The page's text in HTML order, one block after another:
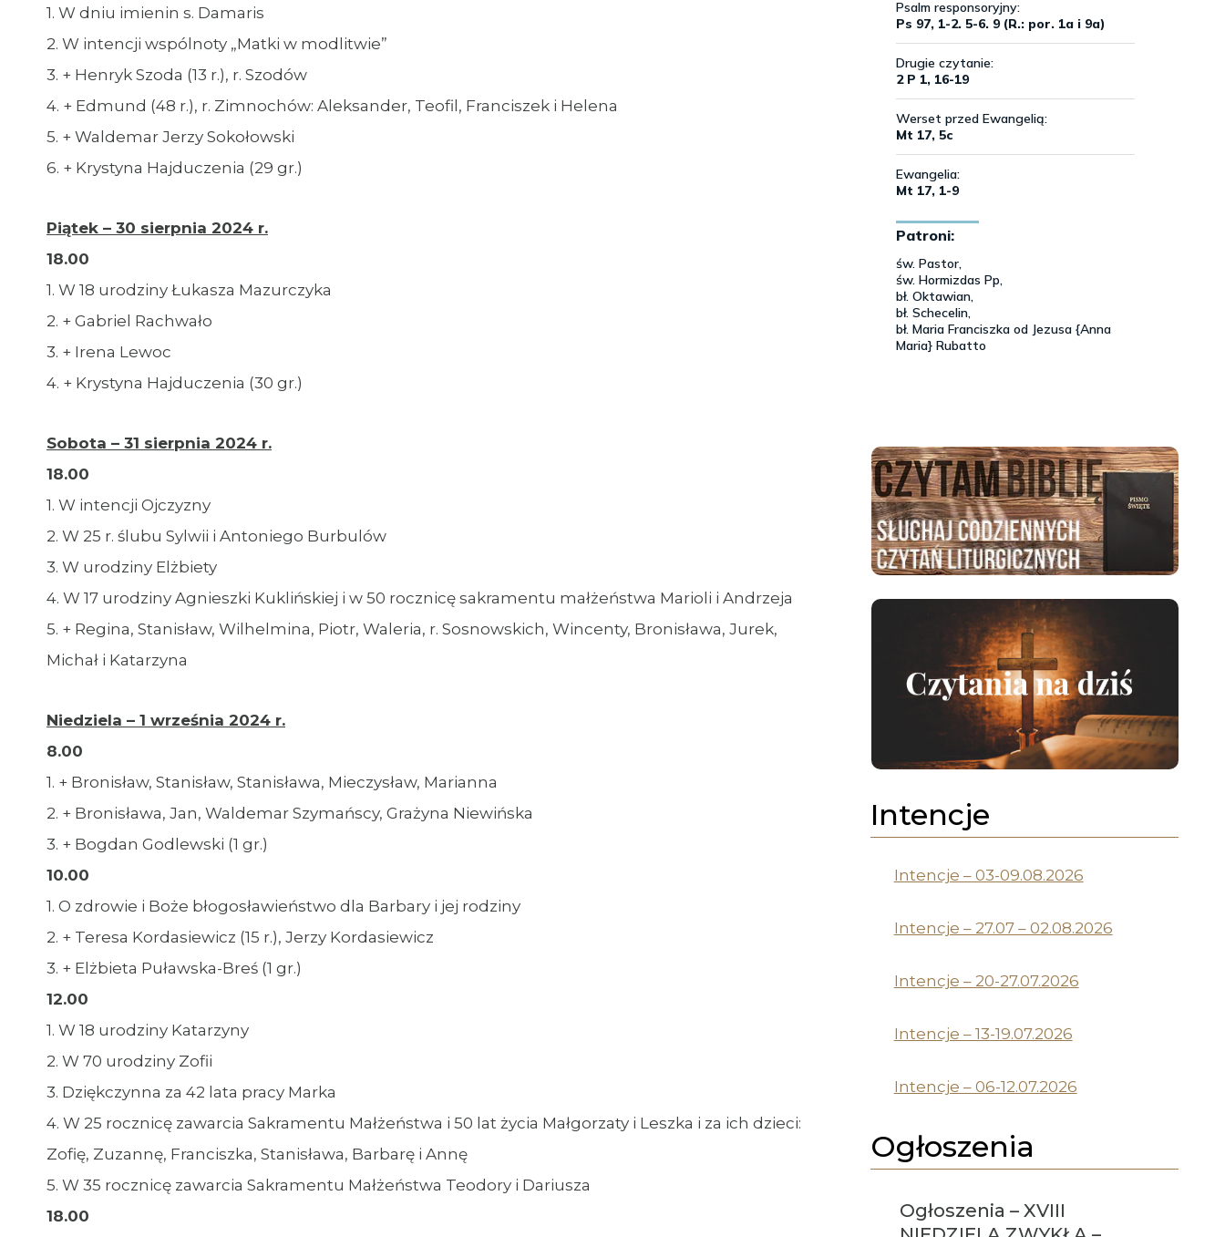
1. W dniu imienin s. Damaris
2. W intencji wspólnoty „Matki w modlitwie”
3. + Henryk Szoda (13 r.), r. Szodów
4. + Edmund (48 r.), r. Zimnochów: Aleksander, Teofil, Franciszek i Helena
5. + Waldemar Jerzy Sokołowski
6. + Krystyna Hajduczenia (29 gr.)
Piątek – 30 sierpnia 2024 r.
18.00
1. W 18 urodziny Łukasza Mazurczyka
2. + Gabriel Rachwało
3. + Irena Lewoc
4. + Krystyna Hajduczenia (30 gr.)
Sobota – 31 sierpnia 2024 r.
18.00
1. W intencji Ojczyzny
2. W 25 r. ślubu Sylwii i Antoniego Burbulów
3. W urodziny Elżbiety
4. W 17 urodziny Agnieszki Kuklińskiej i w 50 rocznicę sakramentu małżeństwa Marioli i Andrzeja
5. + Regina, Stanisław, Wilhelmina, Piotr, Waleria, r. Sosnowskich, Wincenty, Bronisława, Jurek,
Michał i Katarzyna
Niedziela – 1 września 2024 r.
8.00
1. + Bronisław, Stanisław, Stanisława, Mieczysław, Marianna
2. + Bronisława, Jan, Waldemar Szymańscy, Grażyna Niewińska
3. + Bogdan Godlewski (1 gr.)
10.00
1. O zdrowie i Boże błogosławieństwo dla Barbary i jej rodziny
2. + Teresa Kordasiewicz (15 r.), Jerzy Kordasiewicz
3. + Elżbieta Puławska-Breś (1 gr.)
12.00
1. W 18 urodziny Katarzyny
2. W 70 urodziny Zofii
3. Dziękczynna za 42 lata pracy Marka
4. W 25 rocznicę zawarcia Sakramentu Małżeństwa i 50 lat życia Małgorzaty i Leszka i za ich dzieci:
Zofię, Zuzannę, Franciszka, Stanisława, Barbarę i Annę
5. W 35 rocznicę zawarcia Sakramentu Małżeństwa Teodory i Dariusza
18.00
Intencje
Intencje – 03-09.08.2026
Intencje – 27.07 – 02.08.2026
Intencje – 20-27.07.2026
Intencje – 13-19.07.2026
Intencje – 06-12.07.2026
Ogłoszenia
Ogłoszenia – XVIII